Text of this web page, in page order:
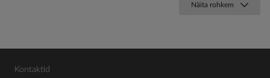
Näita rohkem
Kontaktid